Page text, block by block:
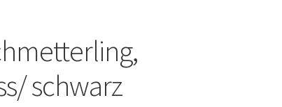
schwarz